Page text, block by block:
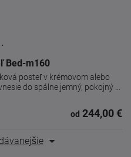
Bed-m160
posteľ v krémovom alebo
do spálne jemný, pokojný a
od 244,00 €